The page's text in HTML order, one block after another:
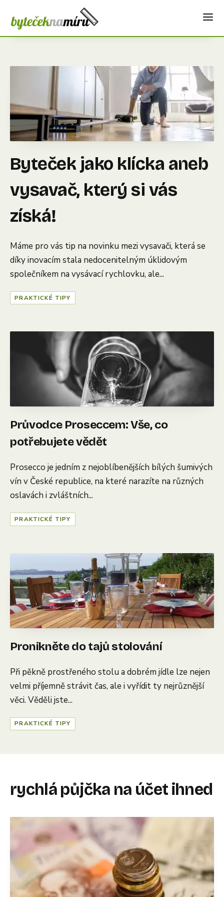
Byteček jako klícka aneb
vysavač, který si vás
získá!
Máme pro vás tip na novinku mezi vysavači, která se
díky inovacím stala nedocenitelným úklidovým
společníkem na vysávací rychlovku, ale...
PRAKTICKÉ TIPY
Průvodce Proseccem: Vše, co
potřebujete vědět
Prosecco je jedním z nejoblíbenějších bílých šumivých
vín v České republice, na které narazíte na různých
oslavách i zvláštních...
PRAKTICKÉ TIPY
Pronikněte do tajů stolování
Při pěkně prostřeného stolu a dobrém jídle lze nejen
velmi příjemně strávit čas, ale i vyřídit ty nejrůznější
věci. Věděli jste...
PRAKTICKÉ TIPY
rychlá půjčka na účet ihned